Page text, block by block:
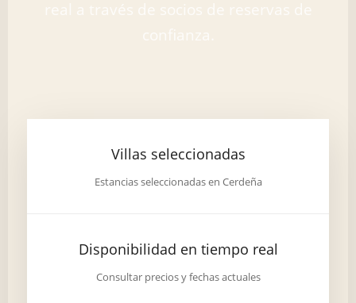
Villas seleccionadas
Estancias seleccionadas en Cerdeña
Disponibilidad en tiempo real
Consultar precios y fechas actuales